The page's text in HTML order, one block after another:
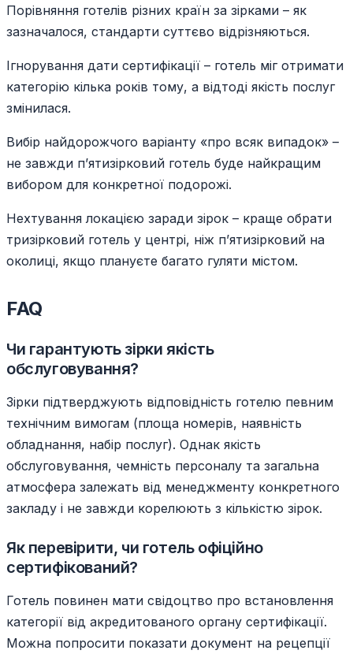
Порівняння готелів різних країн за зірками – як
зазначалося, стандарти суттєво відрізняються.
Ігнорування дати сертифікації – готель міг отримати
категорію кілька років тому, а відтоді якість послуг
змінилася.
Вибір найдорожчого варіанту «про всяк випадок» –
не завжди п’ятизірковий готель буде найкращим
вибором для конкретної подорожі.
Нехтування локацією заради зірок – краще обрати
тризірковий готель у центрі, ніж п’ятизірковий на
околиці, якщо плануєте багато гуляти містом.
FAQ
Чи гарантують зірки якість
обслуговування?
Зірки підтверджують відповідність готелю певним
технічним вимогам (площа номерів, наявність
обладнання, набір послуг). Однак якість
обслуговування, чемність персоналу та загальна
атмосфера залежать від менеджменту конкретного
закладу і не завжди корелюють з кількістю зірок.
Як перевірити, чи готель офіційно
сертифікований?
Готель повинен мати свідоцтво про встановлення
категорії від акредитованого органу сертифікації.
Можна попросити показати документ на рецепції